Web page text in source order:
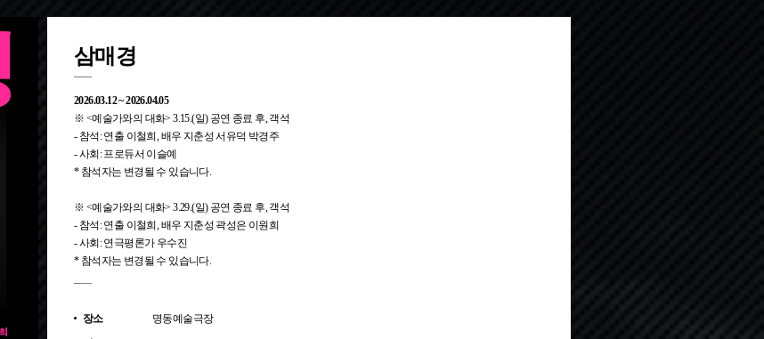
삼매경
2026.03.12 ~ 2026.04.05
※ <예술가와의 대화> 3.15.(일) 공연 종료 후, 객석
- 참석: 연출 이철희, 배우 지춘성 서유덕 박경주
- 사회: 프로듀서 이슬예
* 참석자는 변경될 수 있습니다.
※ <예술가와의 대화> 3.29.(일) 공연 종료 후, 객석
- 참석: 연출 이철희, 배우 지춘성 곽성은 이원희
- 사회: 연극평론가 우수진
* 참석자는 변경될 수 있습니다.
장소
명동예술극장